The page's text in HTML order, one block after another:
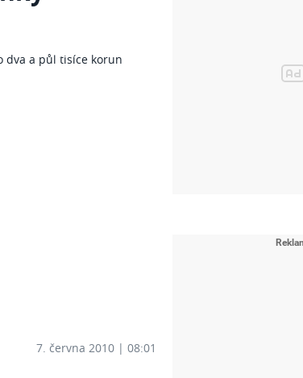
7. června 2010 | 08:01